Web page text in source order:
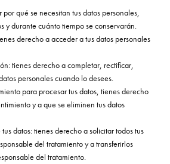
qué se necesitan tus datos personales,
y durante cuánto tiempo se conservarán.
derecho a acceder a tus datos personales
tienes derecho a completar, rectificar,
personales cuando lo desees.
para procesar tus datos, tienes derecho
y a que se eliminen tus datos
datos: tienes derecho a solicitar todos tus
del tratamiento y a transferirlos
del tratamiento.